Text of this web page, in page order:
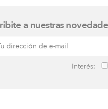
a nuestras
Interés: